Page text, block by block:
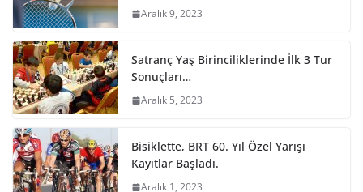
Aralık 9, 2023
Satranç Yaş Birinciliklerinde İlk 3 Tur
Sonuçları…
Aralık 5, 2023
Bisiklette, BRT 60. Yıl Özel Yarışı
Kayıtlar Başladı.
Aralık 1, 2023